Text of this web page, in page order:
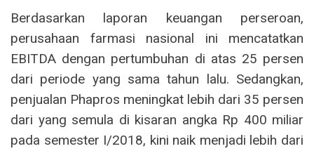
Berdasarkan laporan keuangan perseroan,
perusahaan farmasi nasional ini mencatatkan
EBITDA dengan pertumbuhan di atas 25 persen
dari periode yang sama tahun lalu. Sedangkan,
penjualan Phapros meningkat lebih dari 35 persen
dari yang semula di kisaran angka Rp 400 miliar
pada semester I/2018, kini naik menjadi lebih dari